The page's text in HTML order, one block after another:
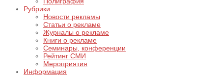
Рубрики
Новости рекламы
Статьи о рекламе
Журналы о рекламе
Книги о рекламе
Семинары, конференции
Рейтинг СМИ
Мероприятия
Информация